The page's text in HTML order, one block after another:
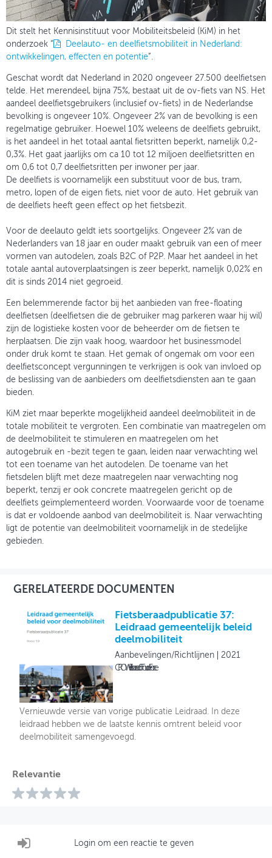
Dit stelt het Kennisinstituut voor Mobiliteitsbeleid (KiM) in het
onderzoek “
Deelauto- en deelfietsmobiliteit in Nederland:
ontwikkelingen, effecten en potentie”.
Geschat wordt dat Nederland in 2020 ongeveer 27.500 deelfietsen
telde. Het merendeel, bijna 75%, bestaat uit de ov-fiets van NS. Het
aandeel deelfietsgebruikers (inclusief ov-fiets) in de Nederlandse
bevolking is ongeveer 10%. Ongeveer 2% van de bevolking is een
regelmatige gebruiker. Hoewel 10% weleens de deelfiets gebruikt,
is het aandeel in het totaal aantal fietsritten beperkt, namelijk 0,2-
0,3%. Het gaat jaarlijks om ca 10 tot 12 miljoen deelfietsritten en
om 0,6 tot 0,7 deelfietsritten per inwoner per jaar.
De deelfiets is voornamelijk een substituut voor de bus, tram,
metro, lopen of de eigen fiets, niet voor de auto. Het gebruik van
de deelfiets heeft geen effect op het fietsbezit.
Voor de deelauto geldt iets soortgelijks. Ongeveer 2% van de
Nederlanders van 18 jaar en ouder maakt gebruik van een of meer
vormen van autodelen, zoals B2C of P2P. Maar het aandeel in het
totale aantal autoverplaatsingen is zeer beperkt, namelijk 0,02% en
dit is sinds 2014 niet gegroeid.
Een belemmerende factor bij het aanbieden van free-floating
deelfietsen (deelfietsen die de gebruiker mag parkeren waar hij wil)
zijn de logistieke kosten voor de beheerder om de fietsen te
herplaatsen. Die zijn vaak hoog, waardoor het businessmodel
onder druk komt te staan. Het gemak of ongemak om voor een
deelfietsconcept vergunningen te verkrijgen is ook van invloed op
de beslissing van de aanbieders om deelfietsdiensten aan te gaan
bieden.
KiM ziet maar beperkte mogelijkheid aandeel deelmobiliteit in de
totale mobiliteit te vergroten. Een combinatie van maatregelen om
de deelmobiliteit te stimuleren en maatregelen om het
autogebruik en -bezit tegen te gaan, leiden naar verwachting wel
tot een toename van het autodelen. De toename van het
fietsdelen blijft met deze maatregelen naar verwachting nog
beperkt, tenzij er ook concrete maatregelen gericht op de
deelfiets geïmplementeerd worden. Voorwaarde voor de toename
is dat er voldoende aanbod van deelmobiliteit is. Naar verwachting
ligt de potentie van deelmobiliteit voornamelijk in de stedelijke
gebieden.
GERELATEERDE DOCUMENTEN
Fietsberaadpublicatie 37:
Leidraad gemeentelijk beleid
deelmobiliteit
Aanbevelingen/Richtlijnen
2021
CROW Fietsberaad & Tour de Force
Vernieuwde versie van vorige publicatie Leidraad. In deze
leidraad hebben we de laatste kennis omtrent beleid voor
deelmobiliteit samengevoegd.
Relevantie
Login om een reactie te geven